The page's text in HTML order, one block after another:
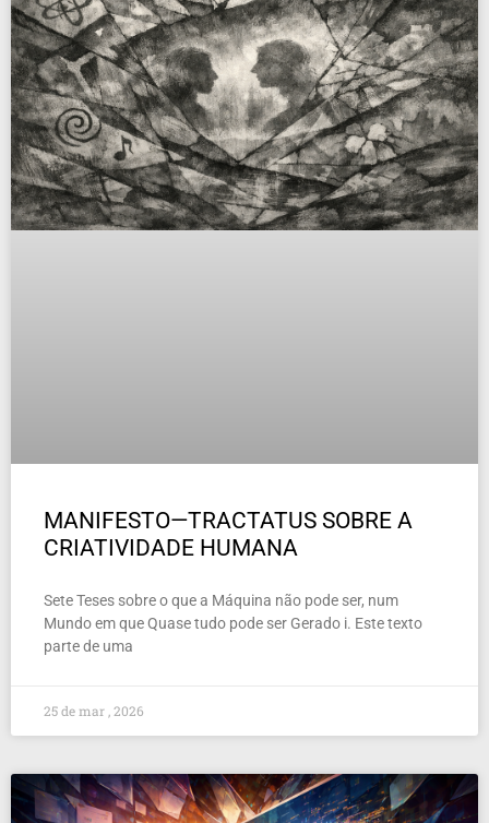
MANIFESTO—TRACTATUS SOBRE A
CRIATIVIDADE HUMANA
Sete Teses sobre o que a Máquina não pode ser, num
Mundo em que Quase tudo pode ser Gerado i. Este texto
parte de uma
25 de mar , 2026